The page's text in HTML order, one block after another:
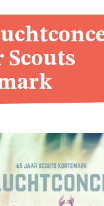
Scouts